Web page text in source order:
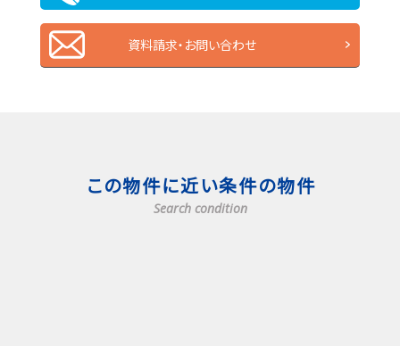
資料請求・お問い合わせ
この物件に近い条件の物件
Search condition